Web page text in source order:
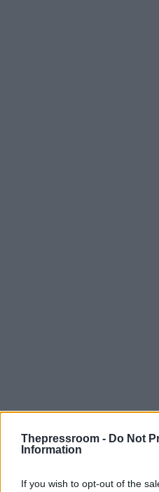
Thepressroom - Do Not
Information
If you wish to opt-out of the
Ο Γενικός Διευθυντής
Εμπορίας του Ομίλου
επεσήμανε: